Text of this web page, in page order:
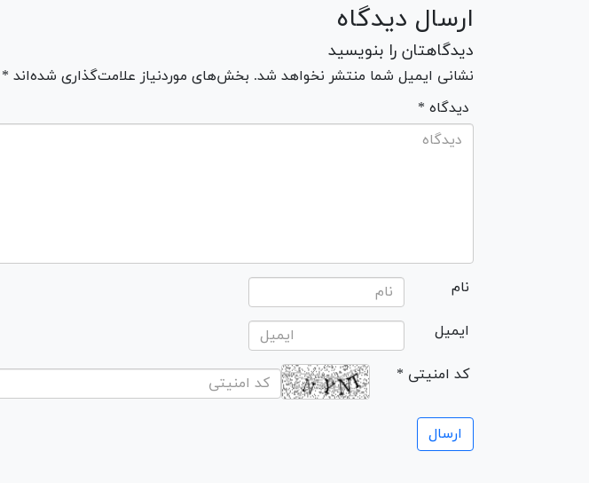
ارسال دیدگاه
دیدگاهتان را بنویسید
نشانی ایمیل شما منتشر نخواهد شد. بخش‌های موردنیاز علامت‌گذاری شده‌اند *
* دیدگاه
نام
ایمیل
* کد امنیتی